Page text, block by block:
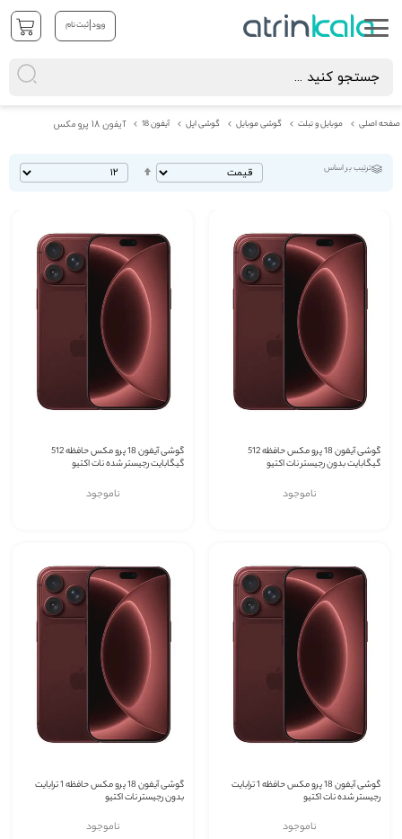
ورود|ثبت نام
صفحه اصلی موبایل و تبلت گوشی موبایل گوشی اپل آیفون 18 آیفون 18 پرو مکس
تنظیم
بصورت
ترتیب بر اساس
گوشی آیفون 18 پرو مکس حافظه 512
گیگابایت بدون رجیستر نات اکتیو
ناموجود
گوشی آیفون 18 پرو مکس حافظه 512
گیگابایت رجیستر شده نات اکتیو
ناموجود
گوشی آیفون 18 پرو مکس حافظه 1 ترابایت
رجیستر شده نات اکتیو
ناموجود
گوشی آیفون 18 پرو مکس حافظه 1 ترابایت
بدون رجیستر نات اکتیو
ناموجود